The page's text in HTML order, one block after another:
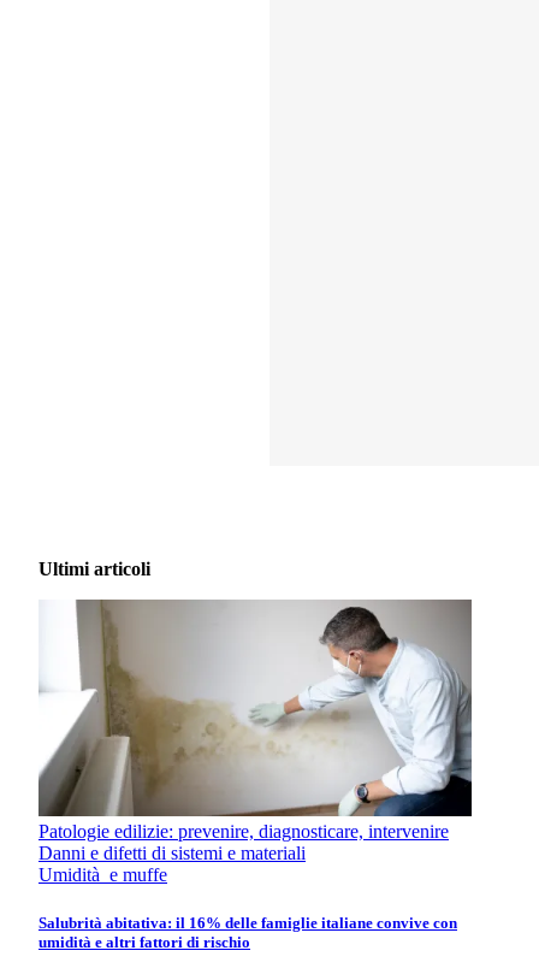
Ultimi articoli
Patologie edilizie: prevenire, diagnosticare, intervenire
Danni e difetti di sistemi e materiali
Umidità e muffe
Salubrità abitativa: il 16% delle famiglie italiane convive con
umidità e altri fattori di rischio